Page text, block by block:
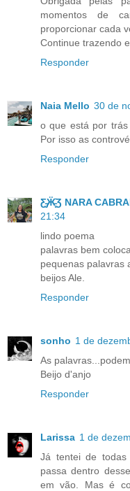
momentos de
proporcionar cada
Continue trazendo
Responder
Naia Mello 30 de
o que está por trás
Por isso as
Responder
Ƹ̵̡Ӝ̵̨̄Ʒ NARA
21:34
lindo poema
palavras bem
pequenas palavras
beijos Ale.
Responder
sonho 1 de
As
Beijo d'anjo
Responder
Larissa 1 de
Já tentei de
passa dentro
em vão. Mas é